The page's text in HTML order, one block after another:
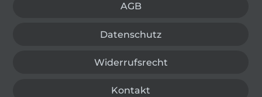
AGB
Datenschutz
Widerrufsrecht
Kontakt